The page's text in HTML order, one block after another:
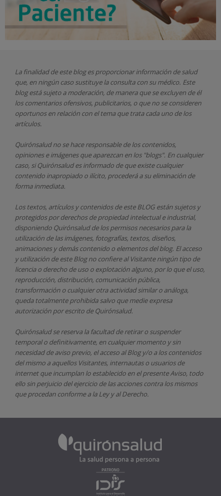
La finalidad de este blog es proporcionar información de salud
que, en ningún caso sustituye la consulta con su médico. Este
blog está sujeto a moderación, de manera que se excluyen de él
los comentarios ofensivos, publicitarios, o que no se consideren
oportunos en relación con el tema que trata cada uno de los
artículos.
Quirónsaludno se hace responsable de los contenidos,
opiniones e imágenes que aparezcan en los "blogs". En cualquier
caso, si Quirónsaludes informado de que existe cualquier
contenido inapropiado o ilícito, procederá a su eliminación de
forma inmediata.
Los textos, artículos y contenidos de este BLOG están sujetos y
protegidos por derechos de propiedad intelectual e industrial,
disponiendo Quirónsaludde los permisos necesarios para la
utilización de las imágenes, fotografías, textos, diseños,
animaciones y demás contenido o elementos del blog. El acceso
y utilización de este Blog no confiere al Visitante ningún tipo de
licencia o derecho de uso o explotación alguno, por lo que el uso,
reproducción, distribución, comunicación pública,
transformación o cualquier otra actividad similar o análoga,
queda totalmente prohibida salvo que medie expresa
autorización por escrito de Quirónsalud.
Quirónsaludse reserva la facultad de retirar o suspender
temporal o definitivamente, en cualquier momento y sin
necesidad de aviso previo, el acceso al Blog y/o a los contenidos
del mismo a aquellos Visitantes, internautas o usuarios de
internet que incumplan lo establecido en el presente Aviso, todo
ello sin perjuicio del ejercicio de las acciones contra los mismos
que procedan conforme a la Ley y al Derecho.